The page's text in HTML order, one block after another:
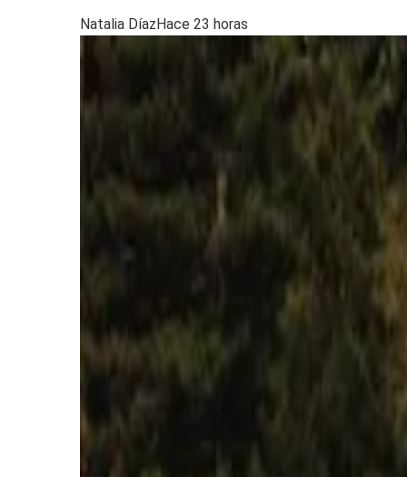
Natalia DíazHace 23 horas